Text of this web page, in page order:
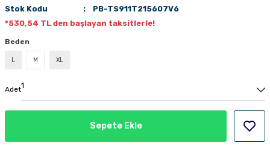
Stok Kodu
PB-TS911T215607V6
*530,54 TL den başlayan taksitlerle!
Beden
L M XL
Adet
Sepete Ekle